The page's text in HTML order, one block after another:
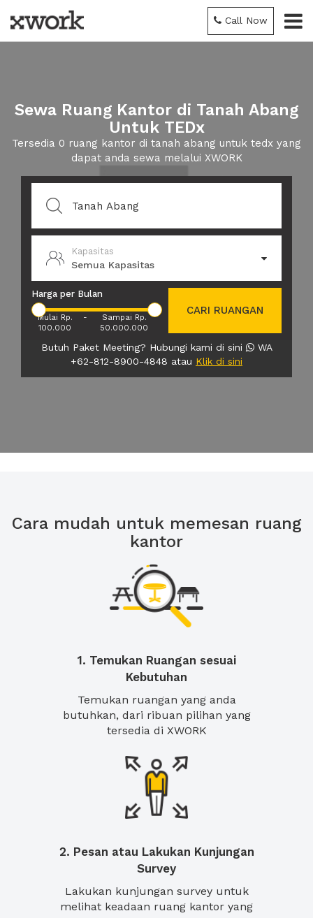
Call Now
Sewa Ruang Kantor di Tanah Abang
Untuk TEDx
Tersedia 0 ruang kantor di tanah abang untuk tedx yang
dapat anda sewa melalui XWORK
Kapasitas
Semua Kapasitas
Harga per Bulan
Mulai Rp.
100.000
-
Sampai Rp.
50.000.000
CARI RUANGAN
Butuh Paket Meeting? Hubungi kami di sini
WA
+62-812-8900-4848 atau Klik di sini
Cara mudah untuk memesan ruang
kantor
1. Temukan Ruangan sesuai
Kebutuhan
Temukan ruangan yang anda
butuhkan, dari ribuan pilihan yang
tersedia di XWORK
2. Pesan atau Lakukan Kunjungan
Survey
Lakukan kunjungan survey untuk
melihat keadaan ruang kantor yang